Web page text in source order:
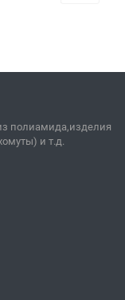
полиамида,изделия
и т.д.